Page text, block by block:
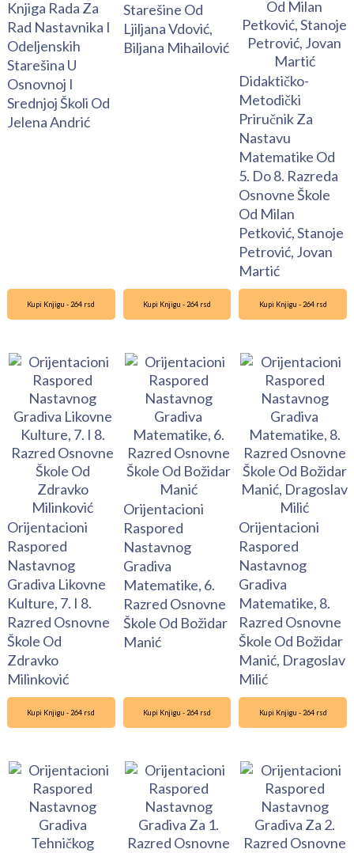
Knjiga Rada Za
Rad Nastavnika I
Odeljenskih
Starešina U
Osnovnoj I
Srednjoj Školi Od
Jelena Andrić
Starešine Od
Ljiljana Vdović,
Biljana Mihailović
Didaktičko-
Metodički
Priručnik Za
Nastavu
Matematike Od
5. Do 8. Razreda
Osnovne Škole
Od Milan
Petković, Stanoje
Petrović, Jovan
Martić
Kupi Knjigu - 264 rsd
Orijentacioni
Raspored
Nastavnog
Gradiva Likovne
Kulture, 7. I 8.
Razred Osnovne
Škole Od
Zdravko
Milinković
Kupi Knjigu - 264 rsd
Orijentacioni
Raspored
Nastavnog
Gradiva
Matematike, 6.
Razred Osnovne
Škole Od Božidar
Manić
Kupi Knjigu - 264 rsd
Orijentacioni
Raspored
Nastavnog
Gradiva
Matematike, 8.
Razred Osnovne
Škole Od Božidar
Manić, Dragoslav
Milić
Kupi Knjigu - 264 rsd Kupi Knjigu - 264 rsd Kupi Knjigu - 264 rsd